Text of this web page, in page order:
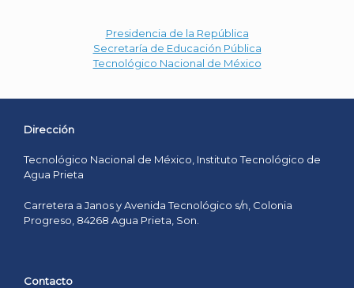
Presidencia de la República
Secretaría de Educación Pública
Tecnológico Nacional de México
Dirección
Tecnológico Nacional de México, Instituto Tecnológico de
Agua Prieta
Carretera a Janos y Avenida Tecnológico s/n, Colonia
Progreso, 84268 Agua Prieta, Son.
Contacto